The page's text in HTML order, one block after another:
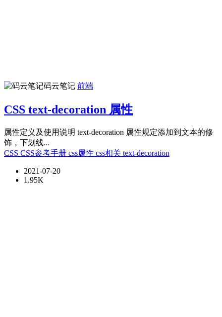
码云笔记 前端
CSS text-decoration 属性
属性定义及使用说明 text-decoration 属性规定添加到文本的修
饰，下划线...
CSS CSS参考手册 css属性 css相关 text-decoration
2021-07-20
1.95K